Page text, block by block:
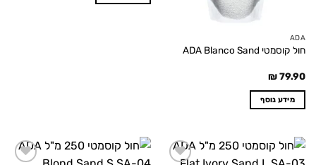
ADA
חול קוסמטי ADA Blanco Sand
₪79.90
מידע נוסף